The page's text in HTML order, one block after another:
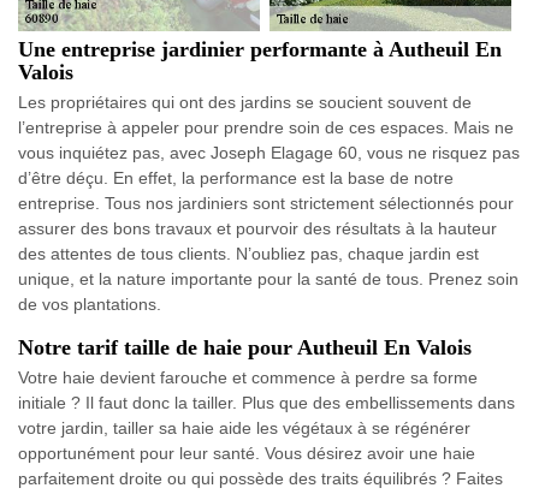
Une entreprise jardinier performante à Autheuil En
Valois
Les propriétaires qui ont des jardins se soucient souvent de
l’entreprise à appeler pour prendre soin de ces espaces. Mais ne
vous inquiétez pas, avec Joseph Elagage 60, vous ne risquez pas
d’être déçu. En effet, la performance est la base de notre
entreprise. Tous nos jardiniers sont strictement sélectionnés pour
assurer des bons travaux et pourvoir des résultats à la hauteur
des attentes de tous clients. N’oubliez pas, chaque jardin est
unique, et la nature importante pour la santé de tous. Prenez soin
de vos plantations.
Notre tarif taille de haie pour Autheuil En Valois
Votre haie devient farouche et commence à perdre sa forme
initiale ? Il faut donc la tailler. Plus que des embellissements dans
votre jardin, tailler sa haie aide les végétaux à se régénérer
opportunément pour leur santé. Vous désirez avoir une haie
parfaitement droite ou qui possède des traits équilibrés ? Faites